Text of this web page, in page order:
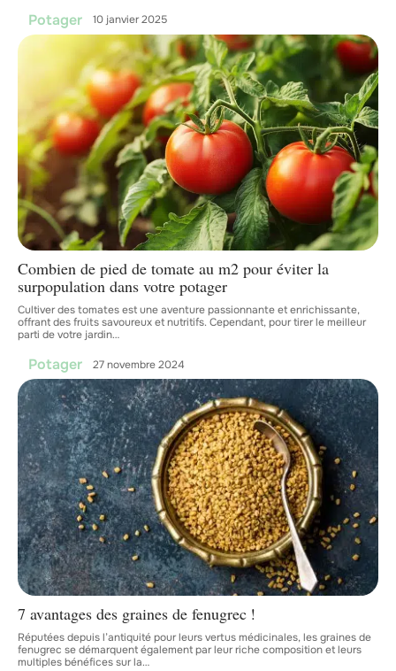
Potager 10 janvier 2025
Combien de pied de tomate au m2 pour éviter la
surpopulation dans votre potager
Cultiver des tomates est une aventure passionnante et enrichissante,
offrant des fruits savoureux et nutritifs. Cependant, pour tirer le meilleur
parti de votre jardin…
Potager 27 novembre 2024
7 avantages des graines de fenugrec !
Réputées depuis l’antiquité pour leurs vertus médicinales, les graines de
fenugrec se démarquent également par leur riche composition et leurs
multiples bénéfices sur la…